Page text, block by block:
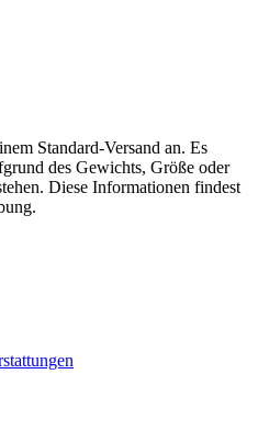
Standard-Versand an. Es
des Gewichts, Größe oder
Diese Informationen findest